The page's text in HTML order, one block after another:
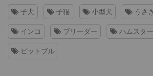
子犬 子猫 小型犬 うさ
インコ ブリーダー ハムスター
ピットブル